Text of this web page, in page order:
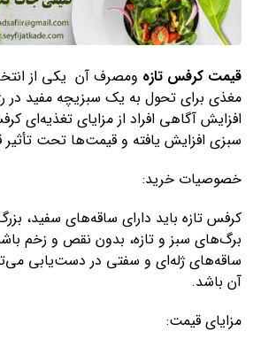
قیمت کرفس تازه ومصرف آن یکی از
مغذی برای تحول به یک سبزیچه مفید در
افزایش آگاهی افراد از مزایای تغذیه‌ای
سبزی افزایش یافته و قیمت‌ها تحت تأثیر
خصوصیات خرید:
کرفس تازه باید دارای ساقه‌های سفید،
برگ‌های سبز و تازه، بدون نقص و زخم
ساقه‌های ژله‌ای و سفتی در دست‌یابی
آن باشد.
مزایای قیمت: